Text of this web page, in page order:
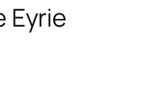
Eyrie